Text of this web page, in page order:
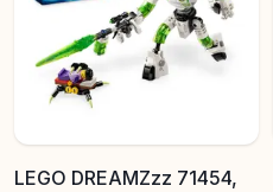
LEGO DREAMZzz 71454,